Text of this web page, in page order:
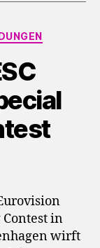
Contest in
wirft